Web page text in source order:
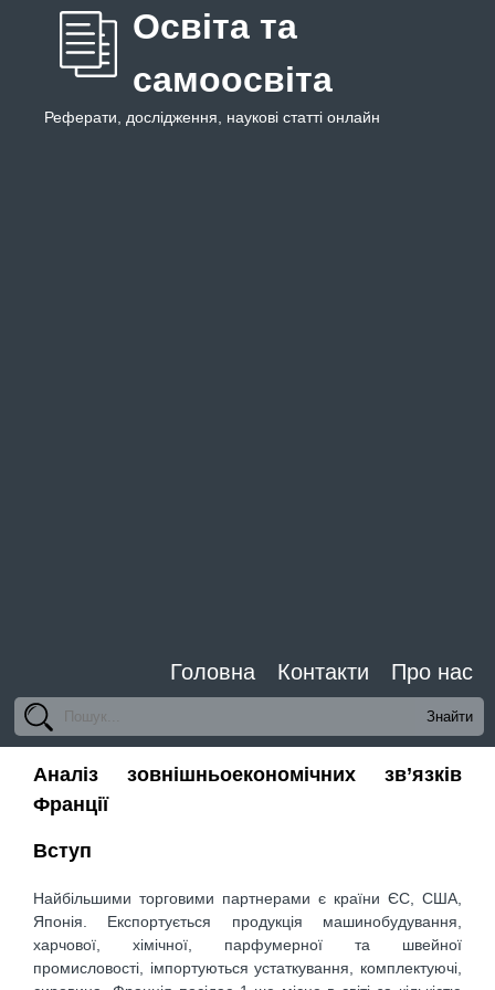
Освіта та
самоосвіта
Реферати, дослідження, наукові статті онлайн
Головна Контакти Про нас
Аналіз зовнішньоекономічних зв’язків
Франції
Вступ
Найбільшими торговими партнерами є країни ЄС, США,
Японія. Експортується продукція машинобудування,
харчової, хімічної, парфумерної та швейної
промисловості, імпортуються устаткування, комплектуючі,